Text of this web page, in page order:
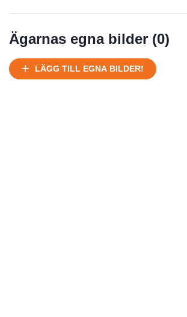
Ägarnas egna bilder (0)
LÄGG TILL EGNA BILDER!